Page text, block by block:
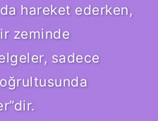
hareket ederken,
zeminde
sadece